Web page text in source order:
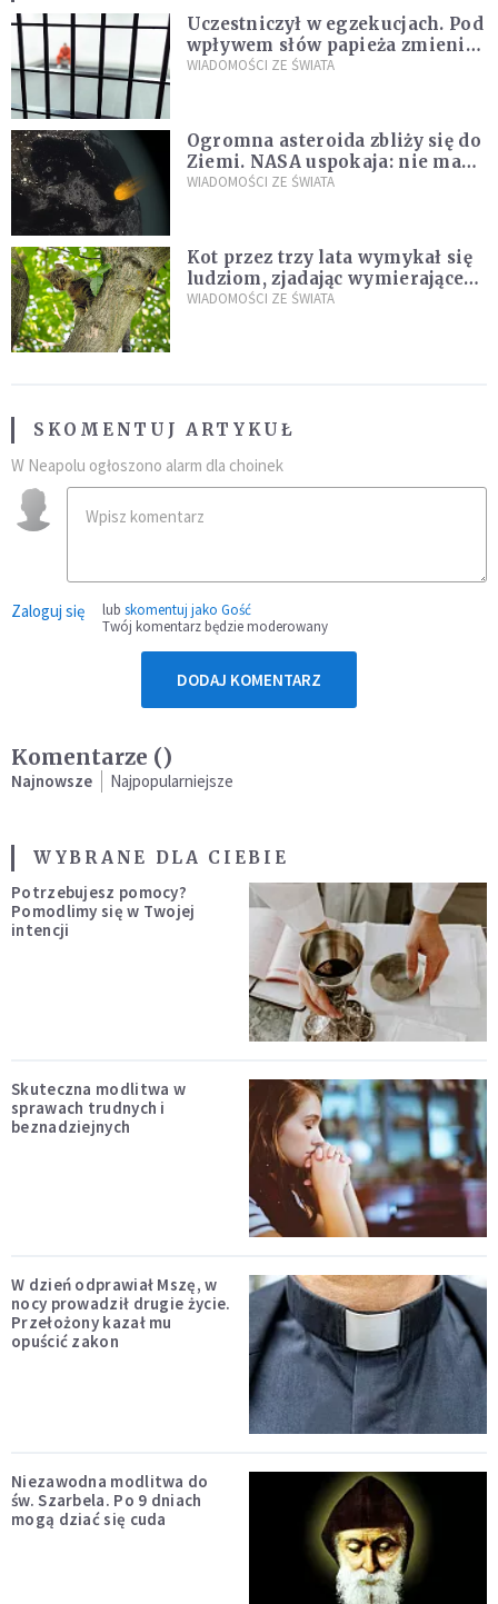
Uczestniczył w egzekucjach. Pod
wpływem słów papieża zmienił
zdanie
WIADOMOŚCI ZE ŚWIATA
Ogromna asteroida zbliży się do
Ziemi. NASA uspokaja: nie ma
zagrożenia
WIADOMOŚCI ZE ŚWIATA
Kot przez trzy lata wymykał się
ludziom, zjadając wymierające
kaczki. W końcu popełnił
WIADOMOŚCI ZE ŚWIATA
SKOMENTUJ ARTYKUŁ
W Neapolu ogłoszono alarm dla choinek
Zaloguj się lub skomentuj jako Gość
Twój komentarz będzie moderowany
DODAJ KOMENTARZ
Komentarze ()
Najnowsze Najpopularniejsze
WYBRANE DLA CIEBIE
Potrzebujesz pomocy?
Pomodlimy się w Twojej
intencji
Skuteczna modlitwa w
sprawach trudnych i
beznadziejnych
W dzień odprawiał Mszę, w
nocy prowadził drugie życie.
Przełożony kazał mu
opuścić zakon
Niezawodna modlitwa do
św. Szarbela. Po 9 dniach
mogą dziać się cuda